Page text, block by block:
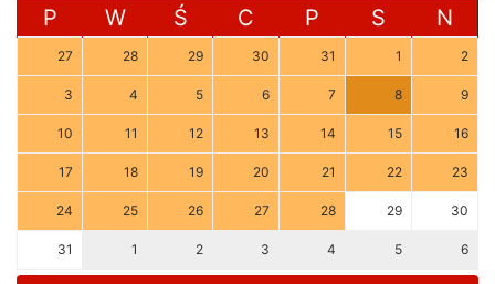
P W Ś C P S N
27 28 29 30 31 1 2
3 4 5 6 7 8 9
10 11 12 13 14 15 16
17 18 19 20 21 22 23
24 25 26 27 28 29 30
31 1 2 3 4 5 6